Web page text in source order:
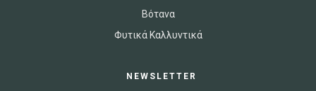
Βότανα
Φυτικά Καλλυντικά
NEWSLETTER